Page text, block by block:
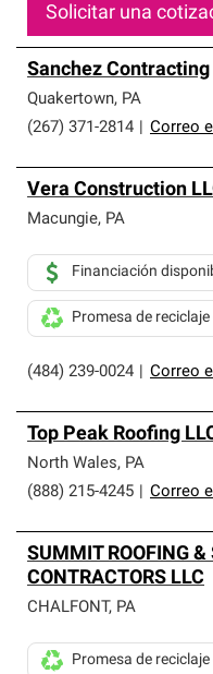
Solicitar una
Sanchez Contracting
Quakertown, PA
(267) 371-2814
Correo
Vera Construction
Macungie, PA
(484) 239-0024 Correo
Financiación
Promesa de
Top Peak Roofing
North Wales, PA
(888) 215-4245
Correo
SUMMIT ROOFING &
CONTRACTORS LLC
CHALFONT, PA
Promesa de